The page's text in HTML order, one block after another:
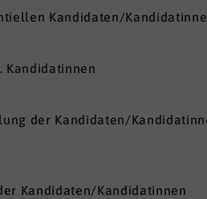
Kandidaten/
Kandidatinnen
der Kandidaten/
Kandidaten/Kandidatinnen